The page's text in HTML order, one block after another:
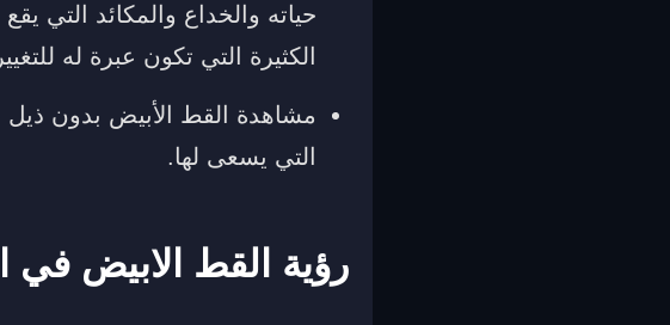
حياته والخداع والمكائد التي
الكثيرة التي تكون عبرة له
مشاهدة القط الأبيض بدون
التي يسعى لها.
رؤية القط الابيض في